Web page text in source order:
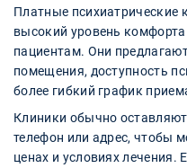
Платные психиатрические
высокий уровень
пациентам. Они
помещения, доступность
более гибкий график
Клиники обычно
телефон или адрес, чтобы
ценах и условиях лечения.